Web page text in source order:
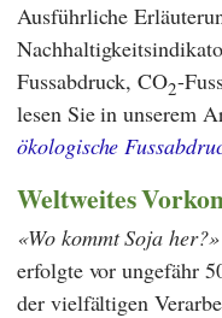
Ausführliche
Fussabdruck, CO2-
lesen Sie in unserem
ökologische
Weltweites
Wo kommt Soja her?
erfolgte vor ungefähr
der vielfältigen